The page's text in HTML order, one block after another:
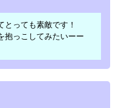
とっても素敵です！
抱っこしてみたいーー